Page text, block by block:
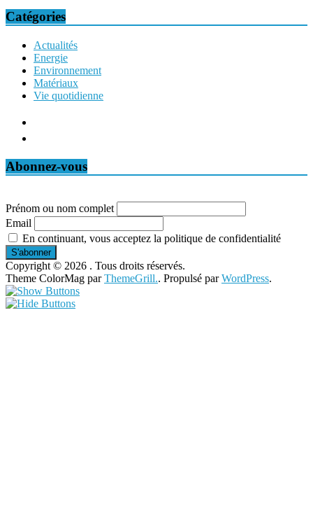
Catégories
Actualités
Energie
Environnement
Matériaux
Vie quotidienne
Abonnez-vous
Prénom ou nom complet
Email
En continuant, vous acceptez la politique de confidentialité
Copyright © 2026 . Tous droits réservés.
Theme ColorMag parThemeGrill.. Propulsé parWordPress.